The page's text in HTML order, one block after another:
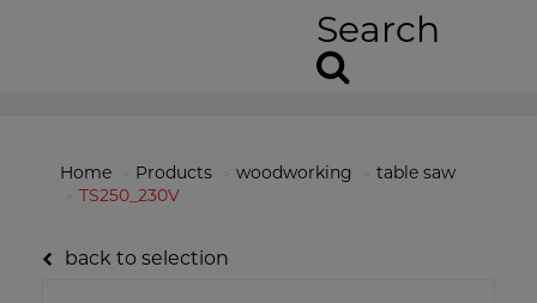
Search
Home Products woodworking
table saw
TS250_230V
back to selection